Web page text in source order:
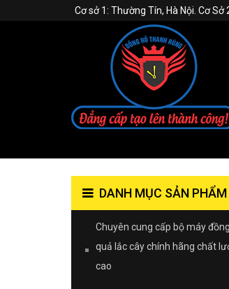
Cơ sở 1: Thường Tín, Hà Nội. Cơ
DANH MỤC SẢN PHẨM
Chuyên cung cấp bộ máy
quả lắc cây chính hãng chất
cao